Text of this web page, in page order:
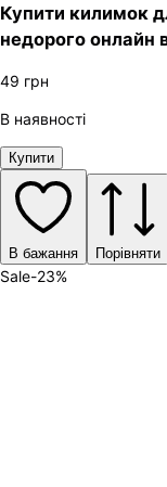
Купити килимок
недорого онлайн в
49 грн
В наявності
Купити
В бажання Порівняти
Sale-23%